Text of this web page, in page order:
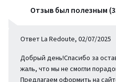
повреждениям и деформациям
• Покрытие столешницы
• Внешний вид стола может
что является уникальной и
являющимся производственным
Отзыв был полезным
Ответ La Redoute, 02/07/2025
Добрый день!Спасибо за
жаль, что мы не смогли
Предлагаем оформить на